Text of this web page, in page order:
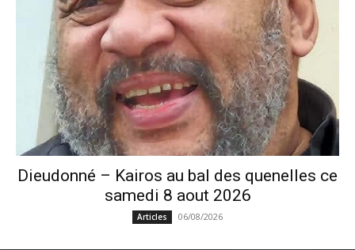
Dieudonné – Kairos au bal des quenelles ce
samedi 8 aout 2026
Articles 06/08/2026